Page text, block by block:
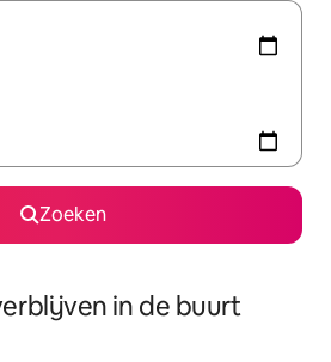
Zoeken
in de buurt